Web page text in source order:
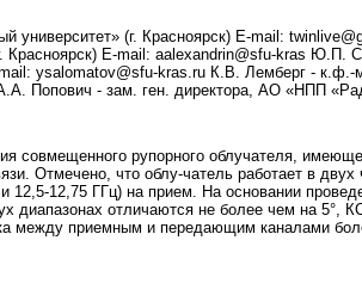
(г. Красноярск) E-mail:
E-mail: aalexandrin@sfu-kras Ю.П.
ysalomatov@sfu-kras.ru К.В. Лемберг -
Попович - зам. ген. директора, АО «НПП
совмещенного рупорного облучателя,
Отмечено, что облу-чатель работает в
12,5-12,75 ГГц) на прием. На основании
диапазонах отличаются не более чем на 5°,
между приемным и передающим каналами